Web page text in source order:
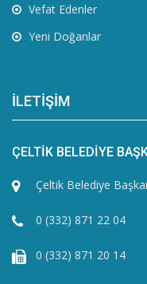
Vefat Edenler
Yeni Doğanlar
İLETİŞİM
ÇELTİK BELEDİYE
Çeltik Belediye
0 (332) 871 22 04
0 (332) 871 20 14